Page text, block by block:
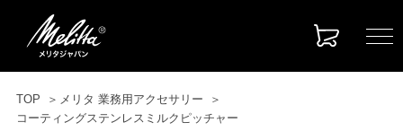
TOP
メリタ 業務用アクセサリー
コーティングステンレスミルクピッチャー